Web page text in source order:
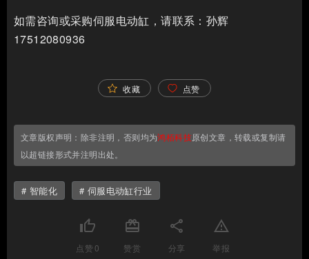
如需咨询或采购伺服电动缸，请联系：孙辉
17512080936
收藏 点赞
文章版权声明：除非注明，否则均为鸿栢科技原创文章，转载或复制请
以超链接形式并注明出处。
智能化 伺服电动缸行业
thumb_up
点赞0
card_giftcard
赞赏
share
分享
report_problem
举报